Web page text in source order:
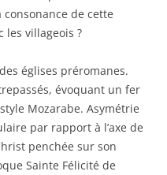
de cette
les villageois ?
églises préromanes.
évoquant un fer
Mozarabe. Asymétrie
par rapport à l’axe de
penchée sur son
Sainte Félicité de